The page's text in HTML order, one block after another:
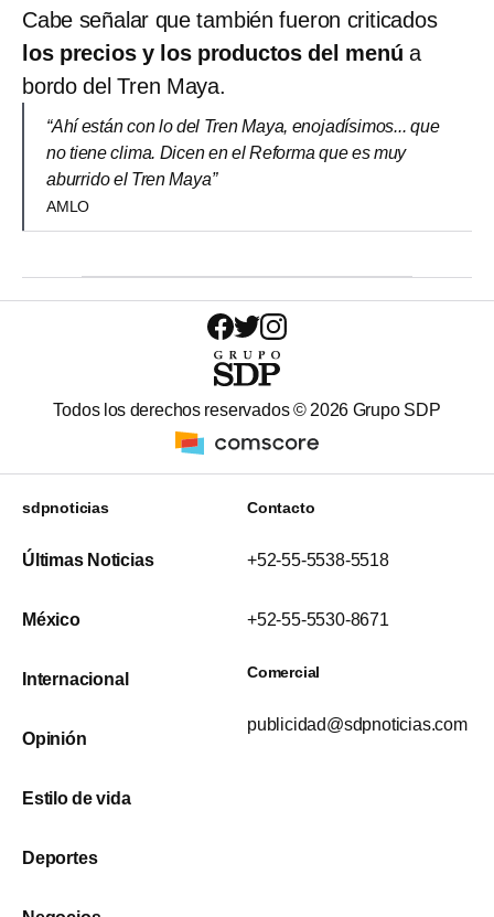
Cabe señalar que también fueron criticados
los precios y los productos del menú a
bordo del Tren Maya.
“Ahí están con lo del Tren Maya, enojadísimos... que
no tiene clima. Dicen en el Reforma que es muy
aburrido el Tren Maya”
AMLO
Todos los derechos reservados © 2026 Grupo SDP
sdpnoticias
Últimas Noticias
México
Internacional
Opinión
Estilo de vida
Deportes
Contacto
+52-55-5538-5518
+52-55-5530-8671
Comercial
publicidad@sdpnoticias.com